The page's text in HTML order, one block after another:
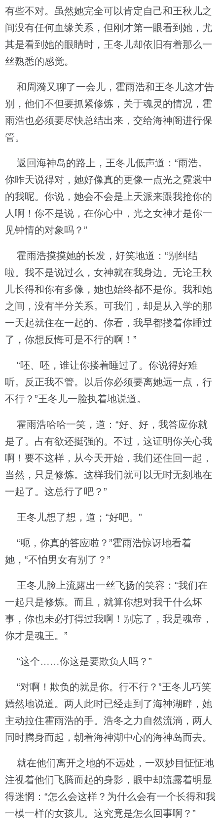
有些不对。虽然她完全可以肯定自己和王秋儿之
间没有任何血缘关系，但刚才第一眼看到她，尤
其是看到她的眼睛时，王冬儿却依旧有着那么一
丝熟悉的感觉。
和周漪又聊了一会儿，霍雨浩和王冬儿这才告
别，他们不但要抓紧修炼，关于魂灵的情况，霍
雨浩也必须要尽快总结出来，交给海神阁进行保
管。
返回海神岛的路上，王冬儿低声道：“雨浩。
你昨天说得对，她好像真的更像一点光之霓裳中
的我呢。你说，她会不会是上天派来跟我抢你的
人啊！你不是说，在你心中，光之女神才是你一
见钟情的对象吗？”
霍雨浩摸摸她的长发，好笑地道：“别纠结
啦。我不是说过么，女神就在我身边。无论王秋
儿长得和你有多像，她也始终都不是你。我和她
之间，没有半分关系。可我们，却是从入学的那
一天起就住在一起的。你看，我早都搂着你睡过
了，你想反悔可是不行的啊！”
“呸、呸，谁让你搂着睡过了。你说得好难
听。反正我不管。以后你必须要离她远一点，行
不行？”王冬儿一脸执着地说道。
霍雨浩哈哈一笑，道：“好、好，我答应你就
是了。占有欲还挺强的。不过，这证明你关心我
啊！要不这样，从今天开始，我们还住回一起，
当然，只是修炼。这样我们就可以无时无刻地在
一起了。这总行了吧？”
王冬儿想了想，道；“好吧。”
“呃，你真的答应啦？”霍雨浩惊讶地看着
她，“不怕男女有别了？”
王冬儿脸上流露出一丝飞扬的笑容：“我们在
一起只是修炼。而且，就算你想对我干什么坏
事，你也未必打得过我啊！别忘了，我是魂帝，
你才是魂王。”
“这个……你这是要欺负人吗？”
“对啊！欺负的就是你。行不行？”王冬儿巧笑
嫣然地说道。两人此时已经走到了海神湖畔，她
主动拉住霍雨浩的手。浩冬之力自然流淌，两人
同时腾身而起，朝着海神湖中心的海神岛而去。
就在他们离开之地的不远处，一双妙目怔怔地
注视着他们飞腾而起的身影，眼中却流露着明显
得迷惘：“怎么会这样？为什么会有一个长得和我
一模一样的女孩儿。这究竟是怎么回事啊？”